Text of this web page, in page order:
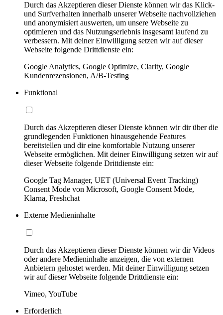
Durch das Akzeptieren dieser Dienste können wir das Klick-
und Surfverhalten innerhalb unserer Webseite nachvollziehen
und anonymisiert auswerten, um unsere Webseite zu
optimieren und das Nutzungserlebnis insgesamt laufend zu
verbessern. Mit deiner Einwilligung setzen wir auf dieser
Webseite folgende Drittdienste ein:
Google Analytics, Google Optimize, Clarity, Google
Kundenrezensionen, A/B-Testing
Funktional
Durch das Akzeptieren dieser Dienste können wir dir über die
grundlegenden Funktionen hinausgehende Features
bereitstellen und dir eine komfortable Nutzung unserer
Webseite ermöglichen. Mit deiner Einwilligung setzen wir auf
dieser Webseite folgende Drittdienste ein:
Google Tag Manager, UET (Universal Event Tracking)
Consent Mode von Microsoft, Google Consent Mode,
Klarna, Freshchat
Externe Medieninhalte
Durch das Akzeptieren dieser Dienste können wir dir Videos
oder andere Medieninhalte anzeigen, die von externen
Anbietern gehostet werden. Mit deiner Einwilligung setzen
wir auf dieser Webseite folgende Drittdienste ein:
Vimeo, YouTube
Erforderlich